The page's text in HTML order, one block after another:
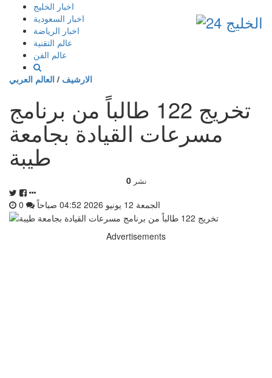
إذهب
المحتوى
اخبار الخليج
اخبار السعودية
اخبار الرياضة
عالم التقنية
عالم الفن
الارشيف / العالم العربي
تخريج 122 طالباً من برنامج
مسرعات القيادة بجامعة
طيبة
0 نشر
الجمعة 12 يونيو 2026 04:52 صباحاً
Advertisements